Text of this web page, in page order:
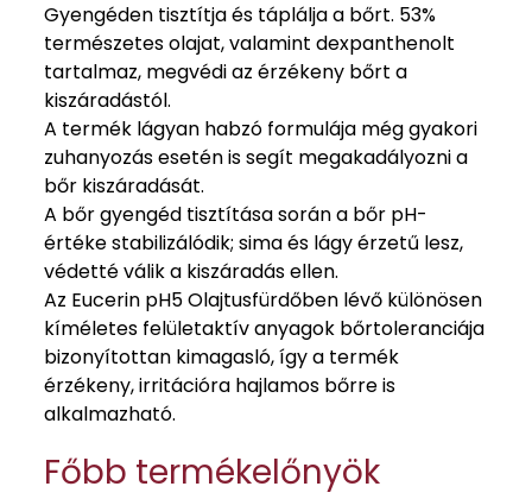
Gyengéden tisztítja és táplálja a bőrt. 53%
természetes olajat, valamint dexpanthenolt
tartalmaz, megvédi az érzékeny bőrt a
kiszáradástól.
A termék lágyan habzó formulája még gyakori
zuhanyozás esetén is segít megakadályozni a
bőr kiszáradását.
A bőr gyengéd tisztítása során a bőr pH-
értéke stabilizálódik; sima és lágy érzetű lesz,
védetté válik a kiszáradás ellen.
Az Eucerin pH5 Olajtusfürdőben lévő különösen
kíméletes felületaktív anyagok bőrtoleranciája
bizonyítottan kimagasló, így a termék
érzékeny, irritációra hajlamos bőrre is
alkalmazható.
Főbb termékelőnyök